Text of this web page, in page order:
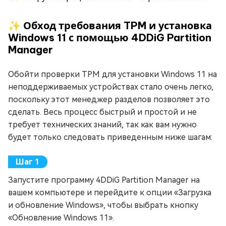
✨ Обход требования TPM и установка
Windows 11 с помощью 4DDiG Partition
Manager
Обойти проверки TPM для установки Windows 11 на
неподдерживаемых устройствах стало очень легко,
поскольку этот менеджер разделов позволяет это
сделать. Весь процесс быстрый и простой и не
требует технических знаний, так как вам нужно
будет только следовать приведенным ниже шагам:
Запустите программу 4DDiG Partition Manager на
вашем компьютере и перейдите к опции «Загрузка
и обновление Windows», чтобы выбрать кнопку
«Обновление Windows 11».